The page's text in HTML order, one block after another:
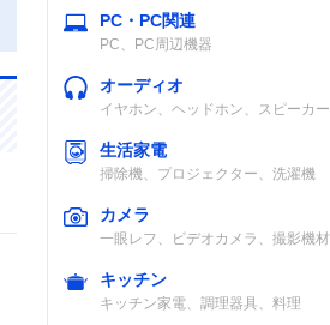
PC・PC関連
PC、PC周辺機器
オーディオ
イヤホン、ヘッドホン、スピーカー
生活家電
掃除機、プロジェクター、洗濯機
カメラ
一眼レフ、ビデオカメラ、撮影機材
キッチン
キッチン家電、調理器具、料理